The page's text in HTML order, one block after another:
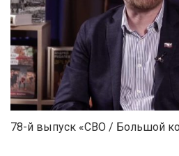
78-й выпуск «СВО / Большой